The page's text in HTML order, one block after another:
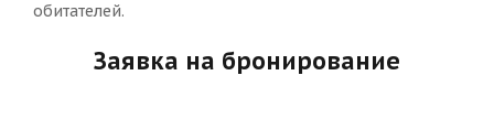
обитателей.
Заявка на бронирование